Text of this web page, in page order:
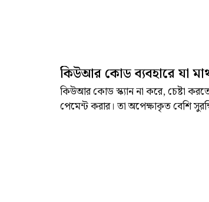
কিউআর কোড ব্যবহারে যা
কিউআর কোড স্ক্যান না করে, চেষ্টা
পেমেন্ট করার। তা অপেক্ষাকৃত বেশি